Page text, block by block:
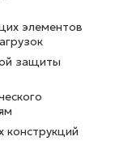
элементов
защиты
конструкций